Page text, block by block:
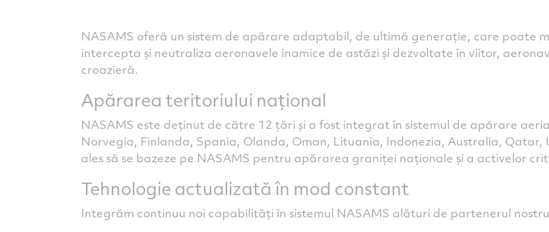
NASAMS oferă un sistem de apărare adaptabil, de ultimă generație, care poate
intercepta și neutraliza aeronavele inamice de astăzi și dezvoltate în viitor,
croazieră.
Apărarea teritoriului național
NASAMS este deținut de către 12 țări și a fost integrat în sistemul de apărare
Norvegia, Finlanda, Spania, Olanda, Oman, Lituania, Indonezia, Australia,
ales să se bazeze pe NASAMS pentru apărarea graniței naționale și a activelor
Tehnologie actualizată în mod constant
Integrăm continuu noi capabilități în sistemul NASAMS alături de partenerul nostru